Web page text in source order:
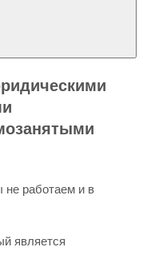
работаем и в
является